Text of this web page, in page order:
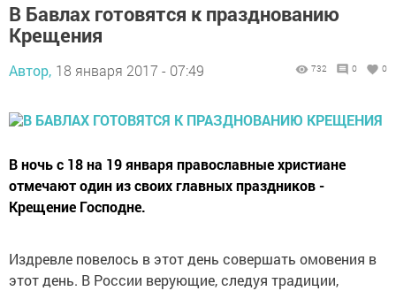
В Бавлах готовятся к празднованию
Крещения
Автор, 18 января 2017 - 07:49 732 0 0
В ночь с 18 на 19 января православные христиане
отмечают один из своих главных праздников -
Крещение Господне.
Издревле повелось в этот день совершать омовения в
этот день. В России верующие, следуя традиции,